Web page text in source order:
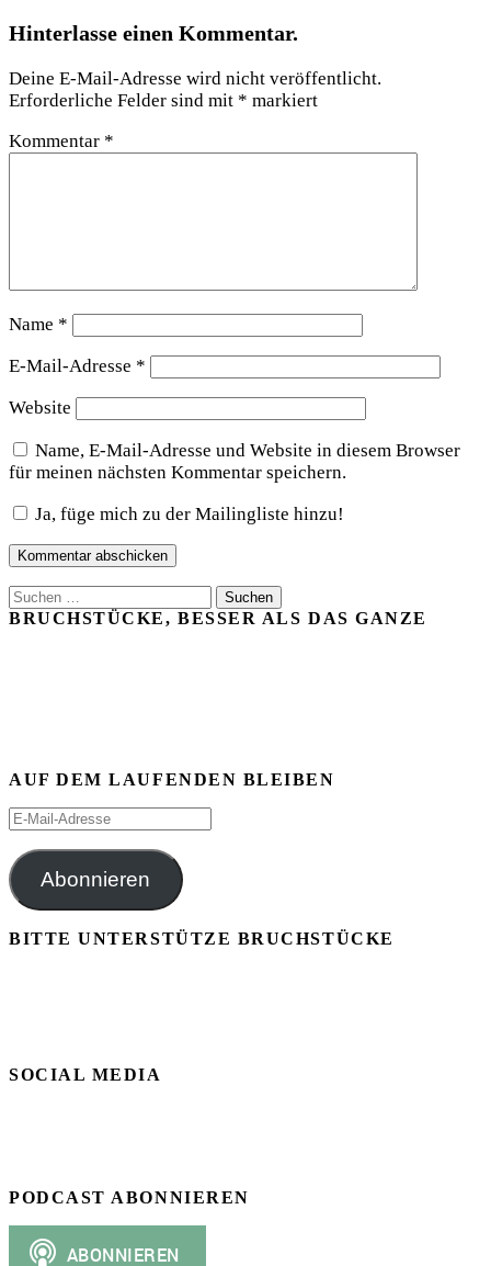
Hinterlasse einen Kommentar.
Deine E-Mail-Adresse wird nicht veröffentlicht.
Erforderliche Felder sind mit * markiert
Kommentar *
Name *
E-Mail-Adresse *
Website
Name, E-Mail-Adresse und Website in diesem Browser
für meinen nächsten Kommentar speichern.
Ja, füge mich zu der Mailingliste hinzu!
Suchen
nach:
BRUCHSTÜCKE, BESSER ALS DAS GANZE
AUF DEM LAUFENDEN BLEIBEN
E-
Adresse
Abonnieren
BITTE UNTERSTÜTZE BRUCHSTÜCKE
SOCIAL MEDIA
PODCAST ABONNIEREN